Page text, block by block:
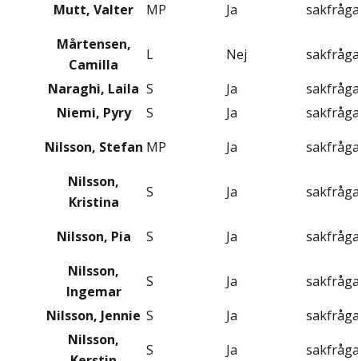
Mutt, Valter MP Ja
Mårtensen,
Camilla
L Nej
Naraghi, Laila S Ja
Niemi, Pyry
S Ja
Nilsson, Stefan MP Ja
Nilsson,
Kristina
S Ja
Nilsson, Pia S Ja
Nilsson,
Ingemar
S Ja
Nilsson, Jennie S Ja
Nilsson,
S Ja